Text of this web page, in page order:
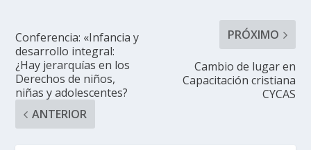
Conferencia: «Infancia y
desarrollo integral:
¿Hay jerarquías en los
Derechos de niños,
niñas y adolescentes?
ANTERIOR
PRÓXIMO
Cambio de lugar en
Capacitación cristiana
CYCAS